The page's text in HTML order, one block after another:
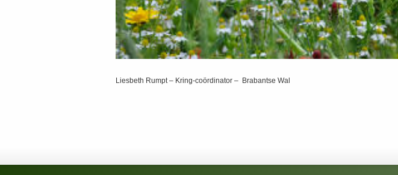
Liesbeth Rumpt – Kring-coördinator – Brabantse Wal